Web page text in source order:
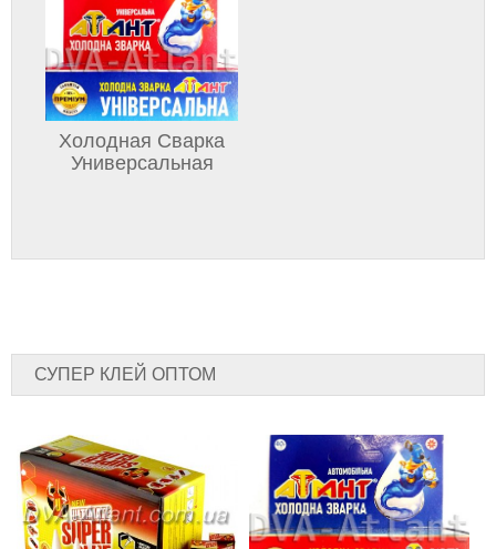
Холодная Сварка
Универсальная
СУПЕР КЛЕЙ ОПТОМ